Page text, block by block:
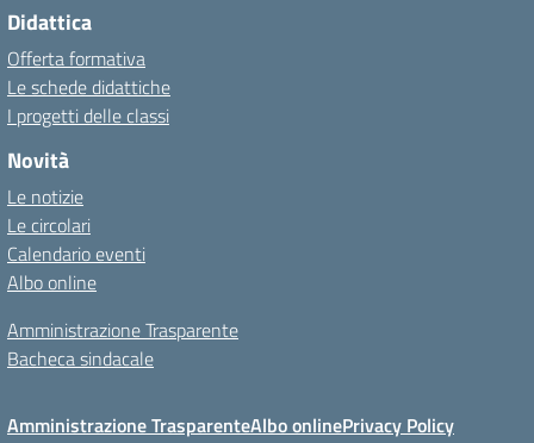
Didattica
Offerta formativa
Le schede didattiche
I progetti delle classi
Novità
Le notizie
Le circolari
Calendario eventi
Albo online
Amministrazione Trasparente
Bacheca sindacale
Amministrazione TrasparenteAlbo onlinePrivacy Policy